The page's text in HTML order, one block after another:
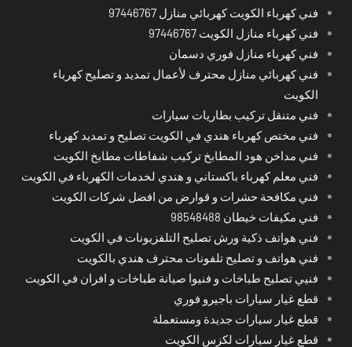
فني كهرباء الكويت كهربائي منازل 97446767
فني كهرباء منازل الكويت 97446767
فني كهرباء منازل فوري دسمان
فني كهربائي منازل محترف لأعمال تمديد و تصليح كهرباء
الكويت
فني متنقل تركيب بطاريات سيارات
فني مختص كهرباء هندي في الكويت تصليح و تمديد كهرباء
فني مداخن هود المطابخ تركيب شفاطات مطابخ الكويت
فني معلم كهرباء باكستاني و هندي لخدمات الكهرباء في الكويت
فني مكافحة حشرات و قوارض من افضل شركات الكويت
فني مكيفات خيطان 98548488
فني هواتف ذكية ورش تصليح التلفزيونات في الكويت
فني هواتف و تصليح تلفونات محترف هندي بالكويت
فنيي تصليح طباخات و فنيوا صيانة طباخات و افران في الكويت
قطع غيار سيارات باجيرو فوري
قطع غيار سيارات جديدة ومستعملة
قطع غيار سيارات لكزس الكويت